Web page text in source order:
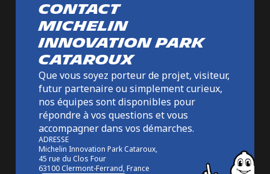
Contact
Michelin
Innovation Park
Cataroux
Que vous soyez porteur de projet, visiteur,
futur partenaire ou simplement curieux,
nos équipes sont disponibles pour
répondre à vos questions et vous
accompagner dans vos démarches.
ADRESSE
Michelin Innovation Park Cataroux,
45 rue du Clos Four
63100 Clermont-Ferrand, France